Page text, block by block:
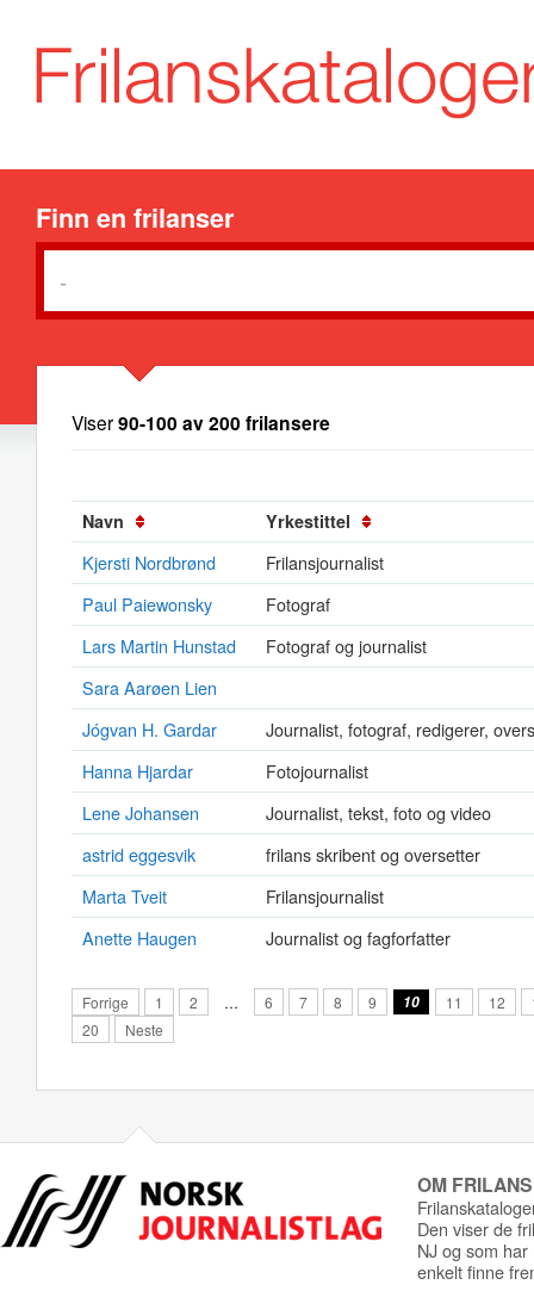
Finn en frilanser
Viser90-100 av 200 frilansere
Navn Yrkestittel
Kjersti Nordbrønd
Frilansjournalist
Paul Paiewonsky
Fotograf
Lars Martin Hunstad
Fotograf og journalist
Sara Aarøen Lien
Jógvan H. Gardar
Journalist, fotograf, redigerer,
Hanna Hjardar
Fotojournalist
Lene Johansen
Journalist, tekst, foto og video
astrid eggesvik
frilans skribent og oversetter
Marta Tveit
Frilansjournalist
Anette Haugen
Journalist og fagforfatter
Forrige 1 2 … 6 7 8 9 10 11 12
20
Neste
OM
Den viser de
NJ og som
enkelt finne